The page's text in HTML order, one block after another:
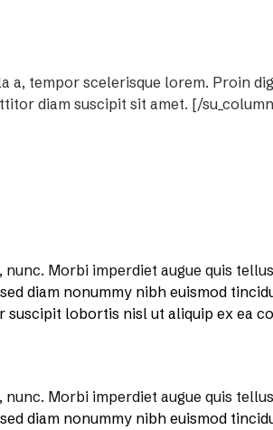
a, tempor scelerisque lorem. Proin
diam suscipit sit amet. [/
Morbi imperdiet augue quis
diam nonummy nibh euismod
lobortis nisl ut aliquip ex ea
Morbi imperdiet augue quis
diam nonummy nibh euismod